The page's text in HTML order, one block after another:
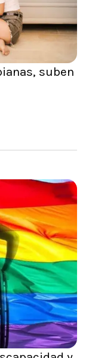
suben